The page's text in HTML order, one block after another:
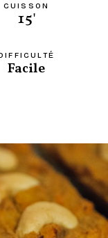
CUISSON
15'
Facile